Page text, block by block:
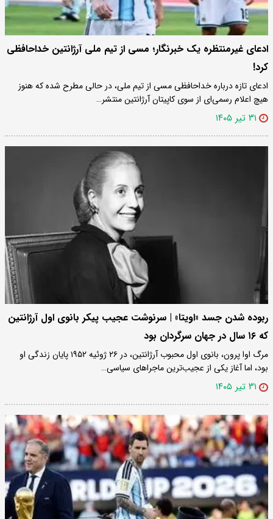
ادعای غیرمنتظره یک خبرنگار؛ مسی از تیم ملی آرژانتین خداحافظی
کرد!
ادعای تازه درباره خداحافظی مسی از تیم ملی، در حالی مطرح شده که هنوز
هیچ اعلام رسمی‌ای از سوی کاپیتان آرژانتین منتشر…
۳۱ تیر ۱۴۰۵
ربوده شدن جسد «اویتا» | سرنوشت عجیب پیکر بانوی اول آرژانتین
که ۱۶ سال در جهان سرگردان بود
مرگ اوا پرون، بانوی اول محبوب آرژانتین، در ۲۶ ژوئیه ۱۹۵۲ پایان زندگی او
بود، اما آغاز یکی از عجیب‌ترین ماجراهای سیاسی…
۳۱ تیر ۱۴۰۵